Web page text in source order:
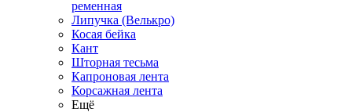
ременная
Липучка (Велькро)
Косая бейка
Кант
Шторная тесьма
Капроновая лента
Корсажная лента
Ещё